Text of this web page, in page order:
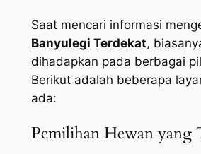
Saat mencari informasi
Banyulegi Terdekat,
dihadapkan pada berbagai
Berikut adalah beberapa
ada:
Pemilihan Hewan yang